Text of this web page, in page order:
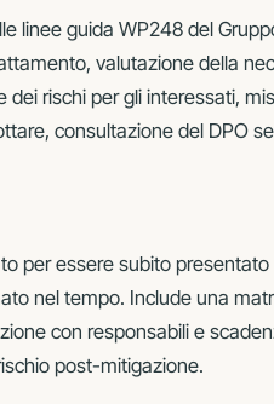
linee guida WP248 del
valutazione della
dei rischi per gli interessati,
consultazione del DPO
per essere subito presentato
nel tempo. Include una
con responsabili e
post-mitigazione.